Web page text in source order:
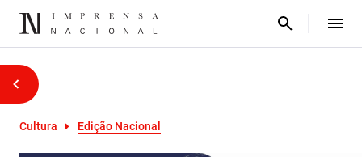
Cultura Edição Nacional